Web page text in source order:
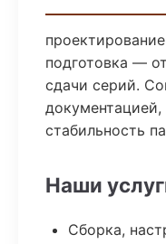
подготовка —
сдачи серий.
стабильность
Наши
Сборка,